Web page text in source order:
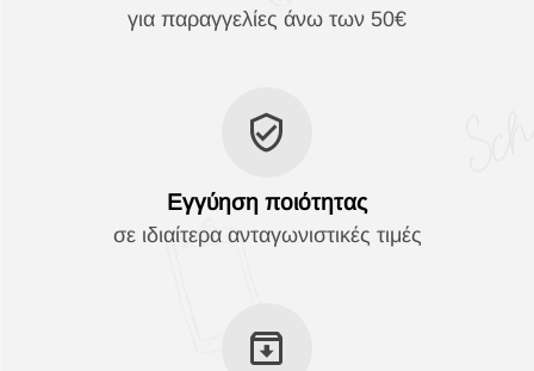
για παραγγελίες άνω των 50€
Εγγύηση ποιότητας
σε ιδιαίτερα ανταγωνιστικές τιμές